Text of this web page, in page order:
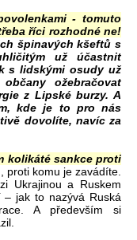
- tomuto
říci rozhodné ne!
špinavých kšeftů s
už účastnit
s lidskými osudy už
ožebračovat
z Lipské burzy. A
kde je to pro nás
dovolíte, navíc za
kolikáté sankce proti
proti komu je zavádíte.
Ukrajinou a Ruskem
– jak to nazývá Ruská
A především si